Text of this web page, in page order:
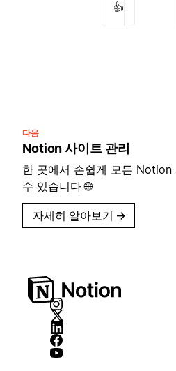
👍
다음
Notion 사이트 관리
한 곳에서 손쉽게 모든 Notion
수 있습니다 🌐
자세히 알아보기 →